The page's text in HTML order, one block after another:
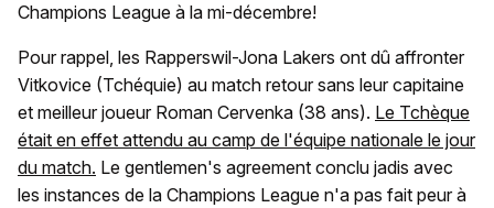
Champions League à la mi-décembre!
Pour rappel, les Rapperswil-Jona Lakers ont dû affronter
Vitkovice (Tchéquie) au match retour sans leur capitaine
et meilleur joueur Roman Cervenka (38 ans). Le Tchèque
était en effet attendu au camp de l'équipe nationale le jour
du match. Le gentlemen's agreement conclu jadis avec
les instances de la Champions League n'a pas fait peur à